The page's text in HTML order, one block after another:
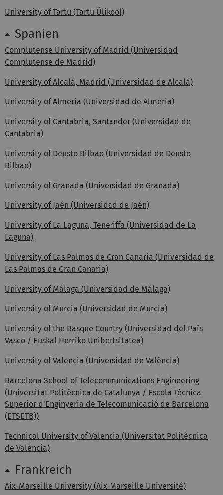
University of Tartu (Tartu Ülikool)
Spanien
Complutense University of Madrid (Universidad
Complutense de Madrid)
University of Alcalá, Madrid (Universidad de Alcalá)
University of Almeria (Universidad de Alméria)
University of Cantabria, Santander (Universidad de
Cantabria)
University of Deusto Bilbao (Universidad de Deusto
Bilbao)
University of Granada (Universidad de Granada)
University of Jaén (Universidad de Jaén)
University of La Laguna, Teneriffa (Universidad de La
Laguna)
University of Las Palmas de Gran Canaria (Universidad de
Las Palmas de Gran Canaria)
University of Málaga (Universidad de Málaga)
University of Murcia (Universidad de Murcia)
University of the Basque Country (Universidad del País
Vasco / Euskal Herriko Unibertsitatea)
University of Valencia (Universidad de València)
Barcelona School of Telecommunications Engineering
(Universitat Politècnica de Catalunya / Escola Tècnica
Superior d'Enginyeria de Telecomunicació de Barcelona
(ETSETB))
Technical University of Valencia (Universitat Politècnica
de València)
Frankreich
Aix-Marseille University (Aix-Marseille Université)